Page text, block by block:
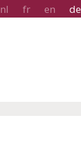
nl fr en de